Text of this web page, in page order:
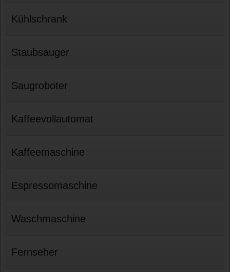
Kühlschrank
Staubsauger
Saugroboter
Kaffeevollautomat
Kaffeemaschine
Espressomaschine
Waschmaschine
Fernseher